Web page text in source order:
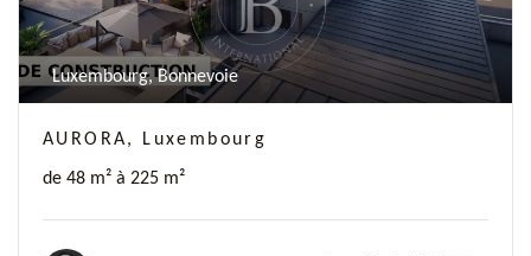
Luxembourg, Bonnevoie
AURORA, Luxembourg
de 48 m² à 225 m²